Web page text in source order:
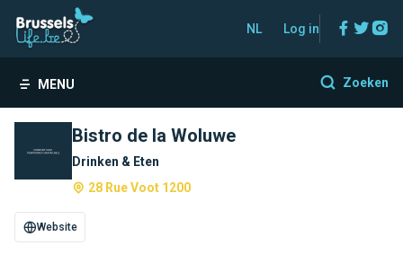
NL Log in
MENU Zoeken
Bistro de la Woluwe
Drinken & Eten
28 Rue Voot 1200
Website